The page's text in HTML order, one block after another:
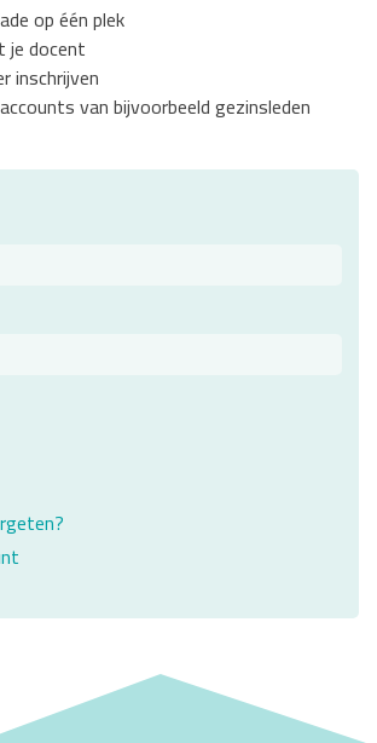
op één plek
je docent
inschrijven
van bijvoorbeeld gezinsleden